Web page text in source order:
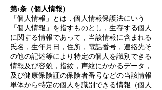
第1条（個人情報）
「個人情報」とは，個人情報保護法にいう
「個人情報」を指すものとし，生存する個人
に関する情報であって，当該情報に含まれる
氏名，生年月日，住所，電話番号，連絡先そ
の他の記述等により特定の個人を識別できる
情報及び容貌，指紋，声紋にかかるデータ，
及び健康保険証の保険者番号などの当該情報
単体から特定の個人を識別できる情報（個人